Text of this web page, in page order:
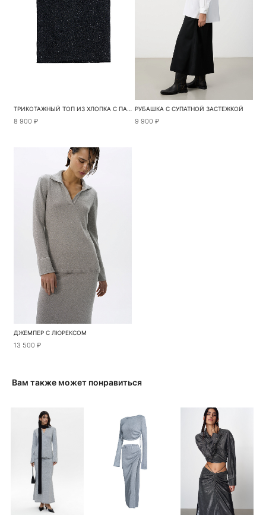
ТРИКОТАЖНЫЙ ТОП ИЗ ХЛОПКА С ПАЙЕТКАМИ
8 900 ₽
РУБАШКА С СУПАТНОЙ ЗАСТЕЖКОЙ
9 900 ₽
ДЖЕМПЕР С ЛЮРЕКСОМ
13 500 ₽
Вам также может понравиться